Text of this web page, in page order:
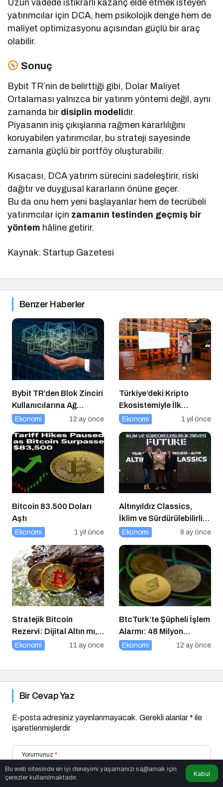
Uzun vadede istikrarlı kazanç elde etmek isteyen
yatırımcılar için DCA, hem psikolojik denge hem de
maliyet optimizasyonu açısından güçlü bir araç
olabilir.
Sonuç
Bybit TR’nin de belirttiği gibi, Dolar Maliyet
Ortalaması yalnızca bir yatırım yöntemi değil, aynı
zamanda bir disiplin modelidir.
Piyasanın iniş çıkışlarına rağmen kararlılığını
koruyabilen yatırımcılar, bu strateji sayesinde
zamanla güçlü bir portföy oluşturabilir.
Kısacası, DCA yatırım sürecini sadeleştirir, riski
dağıtır ve duygusal kararların önüne geçer.
Bu da onu hem yeni başlayanlar hem de tecrübeli
yatırımcılar için zamanın testinden geçmiş bir
yöntem hâline getirir.
Kaynak: Startup Gazetesi
Benzer Haberler
Bybit TR’den Blok Zinciri
Kullanıcılarına Ağ
Tıkanıklığı Rehberi!
Ekonomi 12 ay önce
Türkiye’deki Kripto
Ekosistemiyle İlk
Buluşma
Ekonomi 1 yıl önce
Bitcoin 83.500 Doları
Aştı
Ekonomi 1 yıl önce
Altınyıldız Classics,
İklim ve Sürdürülebilirlik
Ödülleri’nde “Yılın Geri
Kategorisinde Altın Ödül
Kazandı
Ekonomi 8 ay önce
Stratejik Bitcoin
Rezervi: Dijital Altın mı,
Riskli Bir Hamle mi?
Ekonomi 11 ay önce
BtcTurk’te Şüpheli İşlem
Alarmı: 48 Milyon
Dolarlık Çıkış İddiası
Ekonomi 12 ay önce
Bir Cevap Yaz
E-posta adresiniz yayınlanmayacak. Gerekli alanlar* ile
işaretlenmişlerdir
Yorumunuz *
Bu web sitesinde en iyi deneyimi yaşamanızı sağlamak için
çerezler kullanılmaktadır.
Kabul